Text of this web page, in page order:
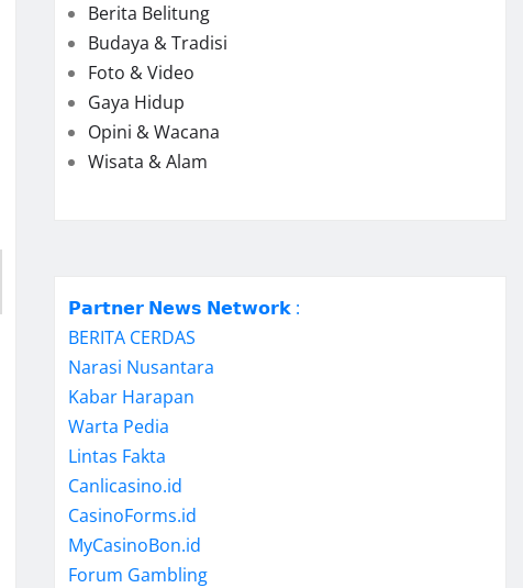
Berita Belitung
Budaya & Tradisi
Foto & Video
Gaya Hidup
Opini & Wacana
Wisata & Alam
𝗣𝗮𝗿𝘁𝗻𝗲𝗿 𝗡𝗲𝘄𝘀 𝗡𝗲𝘁𝘄𝗼𝗿𝗸 :
BERITA CERDAS
Narasi Nusantara
Kabar Harapan
Warta Pedia
Lintas Fakta
Canlicasino.id
CasinoForms.id
MyCasinoBon.id
Forum Gambling